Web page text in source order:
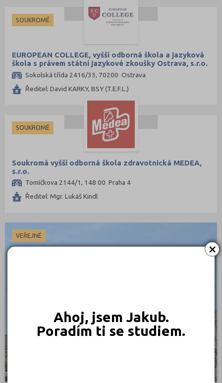
×
Ahoj, jsem Jakub.
Poradím ti se studiem.
SOUKROMÉ
EUROPEAN COLLEGE, vyšší odborná škola a jazyková
škola s právem státní jazykové zkoušky Ostrava, s.r.o.
Sokolská třída 2416/33, 70200 Ostrava
Ředitel: David KARKY, BSY (T.E.F.L.)
SOUKROMÉ
Soukromá vyšší odborná škola zdravotnická MEDEA,
s.r.o.
Tomíčkova 2144/1, 148 00 Praha 4
Ředitel: Mgr. Lukáš Kindl
VEŘEJNÉ